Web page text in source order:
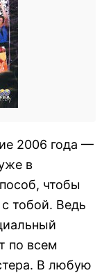
2006 года —
в
чтобы
с тобой. Ведь
по всем
В любую